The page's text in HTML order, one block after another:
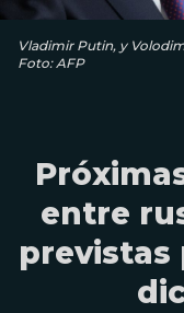
Vladimir Putin, y
Foto: AFP
entre
previstas